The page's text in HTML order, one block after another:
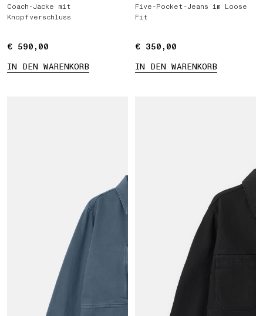
Coach-Jacke mit
Knopfverschluss
€ 590,00
€ 590,00
IN DEN WARENKORB
Five-Pocket-Jeans im Loose
Fit
€ 350,00
€ 350,00
IN DEN WARENKORB